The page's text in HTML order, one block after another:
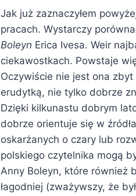
Jak już zaznaczyłem
pracach. Wystarczy
Boleyn Erica Ivesa. Weir
ciekawostkach. Powstaje
Oczywiście nie jest ona
erudytką, nie tylko dobrze
Dzięki kilkunastu dobrym
dobrze orientuje się w
oskarżanych o czary lub
polskiego czytelnika mogą
Anny Boleyn, które również
łagodniej (zważywszy, że